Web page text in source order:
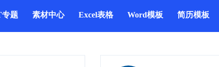
专题 素材中心 Excel表格 Word模板 简历模板